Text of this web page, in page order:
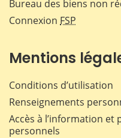
Bureau des biens non
Connexion FSP
Mentions
Conditions d’utilisation
Renseignements
Accès à l’information
personnels